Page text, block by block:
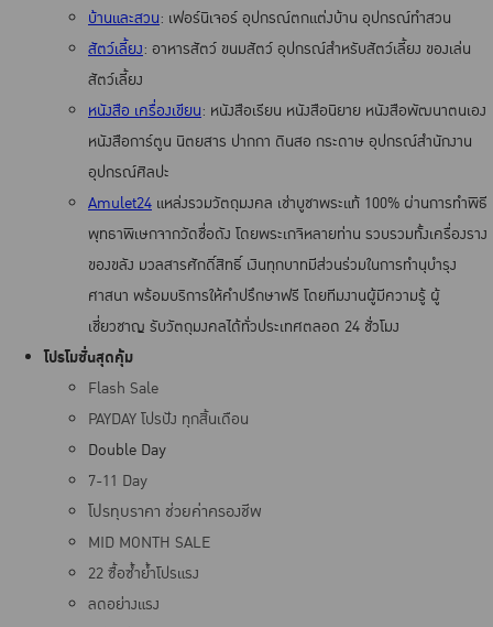
บ้านและสวน: เฟอร์นิเจอร์ อุปกรณ์ตกแต่งบ้าน อุปกรณ์ทำสวน
สัตว์เลี้ยง: อาหารสัตว์ ขนมสัตว์ อุปกรณ์สำหรับสัตว์เลี้ยง ของเล่น
สัตว์เลี้ยง
หนังสือ เครื่องเขียน: หนังสือเรียน หนังสือนิยาย หนังสือพัฒนาตนเอง
หนังสือการ์ตูน นิตยสาร ปากกา ดินสอ กระดาษ อุปกรณ์สำนักงาน
อุปกรณ์ศิลปะ
Amulet24 แหล่งรวมวัตถุมงคล เช่าบูชาพระแท้ 100% ผ่านการทำพิธี
พุทธาพิเษกจากวัดชื่อดัง โดยพระเกจิหลายท่าน รวบรวมทั้งเครื่องราง
ของขลัง มวลสารศักดิ์สิทธิ์ เงินทุกบาทมีส่วนร่วมในการทํานุบํารุง
ศาสนา พร้อมบริการให้คำปรึกษาฟรี โดยทีมงานผู้มีความรู้ ผู้
เชี่ยวชาญ รับวัตถุมงคลได้ทั่วประเทศตลอด 24 ชั่วโมง
โปรโมชั่นสุดคุ้ม
Flash Sale
PAYDAY โปรปัง ทุกสิ้นเดือน
Double Day
7-11 Day
โปรทุบราคา ช่วยค่าครองชีพ
MID MONTH SALE
22 ซื้อซ้ำย้ำโปรแรง
ลดอย่างแรง